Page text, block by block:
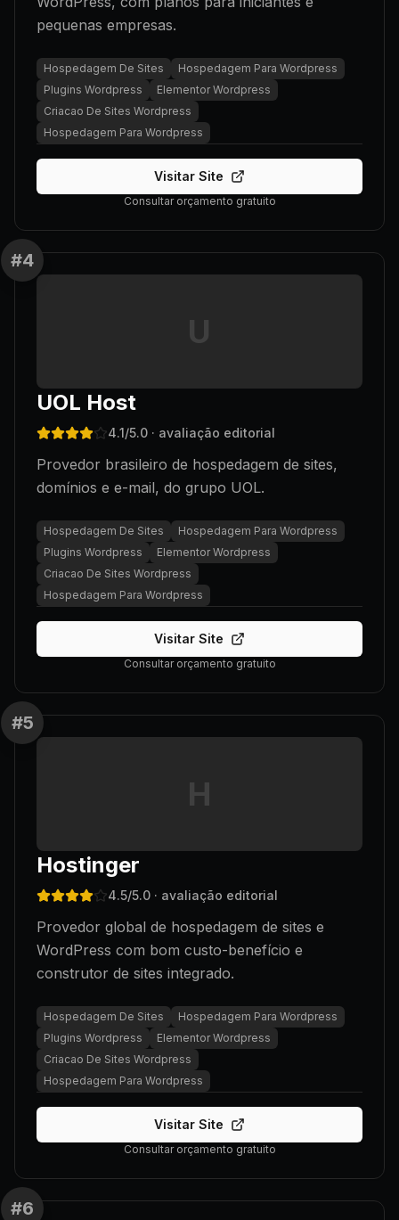
pequenas empresas.
Hospedagem De Sites
Hospedagem Para Wordpress
Plugins Wordpress
Elementor Wordpress
Criacao De Sites Wordpress
Hospedagem Para Wordpress
Visitar Site
Consultar orçamento gratuito
#4
U
UOL Host
4.1/5.0 · avaliação editorial
Provedor brasileiro de hospedagem de sites,
domínios e e-mail, do grupo UOL.
Hospedagem De Sites
Hospedagem Para Wordpress
Plugins Wordpress
Elementor Wordpress
Criacao De Sites Wordpress
Hospedagem Para Wordpress
Visitar Site
Consultar orçamento gratuito
#5
H
Hostinger
4.5/5.0 · avaliação editorial
Provedor global de hospedagem de sites e
WordPress com bom custo-benefício e
construtor de sites integrado.
Hospedagem De Sites
Hospedagem Para Wordpress
Plugins Wordpress
Elementor Wordpress
Criacao De Sites Wordpress
Hospedagem Para Wordpress
Visitar Site
Consultar orçamento gratuito
#6